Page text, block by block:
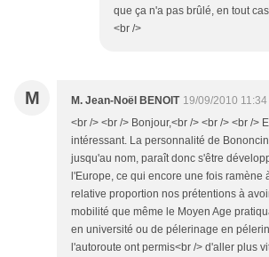
que ça n'a pas brûlé, en tout
<br />
M M. Jean-Noël BENOIT 19/09/2010 11:34
<br /> <br /> Bonjour,<br /> <br /> <br />
intéressant. La personnalité de
jusqu'au nom, paraît donc s'être
l'Europe, ce qui encore une fois ramène
relative proportion nos prétentions à
mobilité que même le Moyen Age
en université ou de pélerinage en
l'autoroute ont permis<br /> d'aller plus